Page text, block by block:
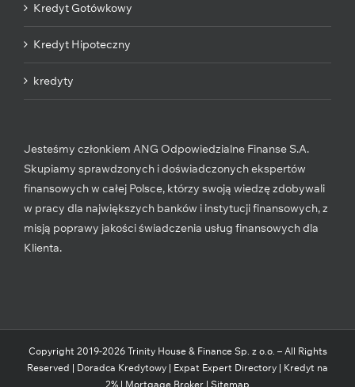
Kredyt Gotówkowy
Kredyt Hipoteczny
kredyty
Jesteśmy członkiem ANG Odpowiedzialne Finanse S.A.
Skupiamy sprawdzonych i doświadczonych ekspertów
finansowych w całej Polsce, którzy swoją wiedzę zdobywali
w pracy dla największych banków i instytucji finansowych, z
misją poprawy jakości świadczenia usług finansowych dla
Klienta.
Copyright 2019-2026Trinity House & Finance Sp. z o.o. – All Rights
Reserved | Doradca Kredytowy | Expat Expert Directory | Kredyt na
2% | Mortgage Broker | Sitemap